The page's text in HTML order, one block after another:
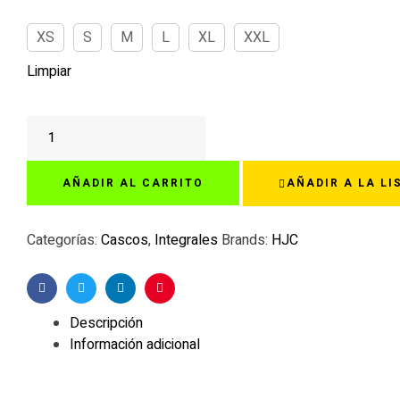
XS S M L XL
XXL
Limpiar
HJC
C70N
METAL
BLACK
cantidad
AÑADIR AL CARRITO AÑADIR A LA
Categorías: Cascos, Integrales Brands: HJC
FacebookTwitterLinkedinPinterest
Descripción
Información adicional